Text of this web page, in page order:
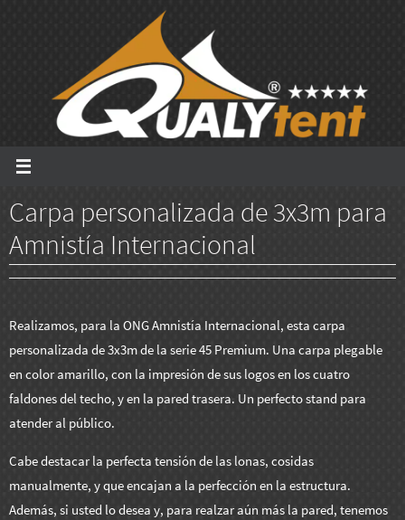
Carpa personalizada de 3x3m para
Amnistía Internacional
Realizamos, para la ONG Amnistía Internacional, esta carpa
personalizada de 3x3m de la serie 45 Premium. Una carpa plegable
en color amarillo, con la impresión de sus logos en los cuatro
faldones del techo, y en la pared trasera. Un perfecto stand para
atender al público.
Cabe destacar la perfecta tensión de las lonas, cosidas
manualmente, y que encajan a la perfección en la estructura.
Además, si usted lo desea y, para realzar aún más la pared, tenemos